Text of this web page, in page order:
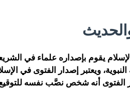
يقوم بإصداره علماء في
ويعتبر إصدار الفتوى في
الفتوى أنه شخص نصَّب نفسه